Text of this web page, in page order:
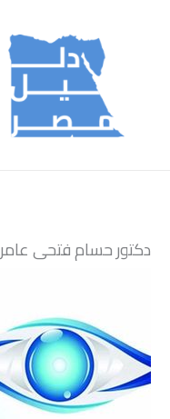
دكتور حسام فتحى عامر